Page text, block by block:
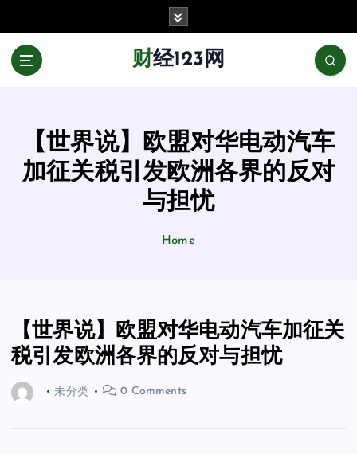
财经123网
【世界说】欧盟对华电动汽车
加征关税引发欧洲各界的反对
与担忧
Home
【世界说】欧盟对华电动汽车加征关
税引发欧洲各界的反对与担忧
未分类 0 Comments